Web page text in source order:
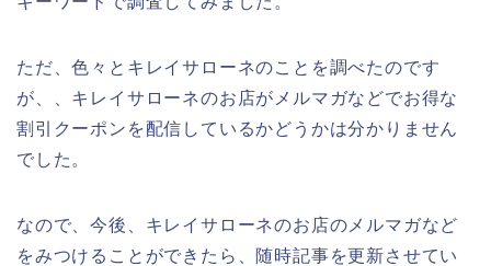
ただ、色々とキレイサローネのことを調べたのです
が、、キレイサローネのお店がメルマガなどでお得な
割引クーポンを配信しているかどうかは分かりません
でした。
なので、今後、キレイサローネのお店のメルマガなど
をみつけることができたら、随時記事を更新させてい